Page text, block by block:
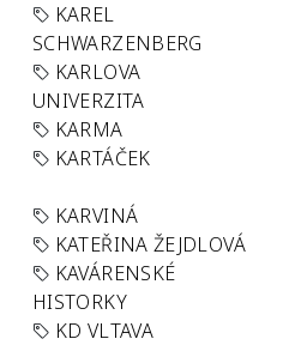
KAREL
SCHWARZENBERG
KARLOVA
UNIVERZITA
KARMA
KARTÁČEK
KARVINÁ
KATEŘINA ŽEJDLOVÁ
KAVÁRENSKÉ
HISTORKY
KD VLTAVA